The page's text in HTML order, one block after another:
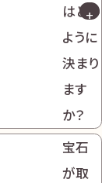
はどの
ように
決まり
ます
か？
宝石
が取